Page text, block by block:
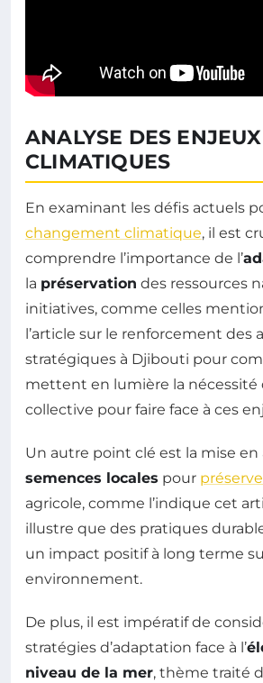
ANALYSE DES ENJEUX
CLIMATIQUES
En examinant les défis actuels
changement climatique, il est
comprendre l’importance de l’
la préservation des ressources
initiatives, comme celles
l’article sur le renforcement des
stratégiques à Djibouti pour
mettent en lumière la nécessité
collective pour faire face à ces
Un autre point clé est la mise en
semences locales pour
agricole, comme l’indique cet
illustre que des pratiques
un impact positif à long terme
environnement.
De plus, il est impératif de
stratégies d’adaptation face à l’
niveau de la mer, thème traité